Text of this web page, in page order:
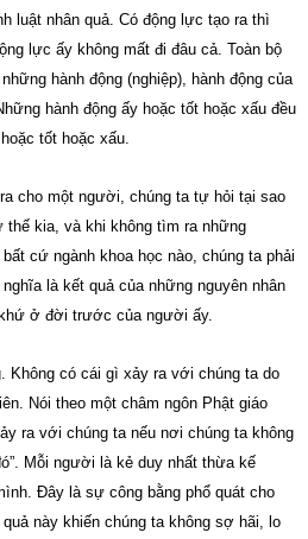
luật nhân quả. Có động lực tạo ra thì
lực ấy không mất đi đâu cả. Toàn bộ
hành động (nghiệp), hành động của
hành động ấy hoặc tốt hoặc xấu đều
tốt hoặc xấu.
cho một người, chúng ta tự hỏi tại sao
thế kia, và khi không tìm ra những
cứ ngành khoa học nào, chúng ta phải
là kết quả của những nguyên nhân
khứ ở đời trước của người ấy.
Không có cái gì xảy ra với chúng ta do
Nói theo một châm ngôn Phật giáo
ra với chúng ta nếu nơi chúng ta không
Mỗi người là kẻ duy nhất thừa kế
Đây là sự công bằng phổ quát cho
này khiến chúng ta không sợ hãi, lo